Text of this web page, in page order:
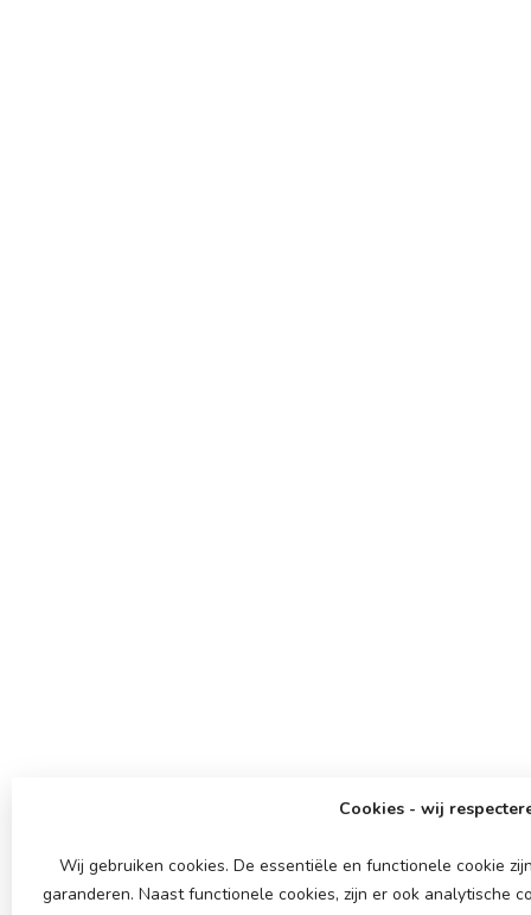
Cookies - wij
Wij gebruiken cookies. De essentiële en functionele cookie
garanderen. Naast functionele cookies, zijn er ook analytische